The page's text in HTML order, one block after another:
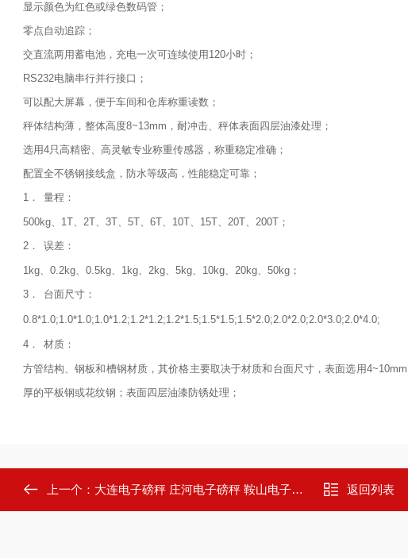
显示颜色为红色或绿色数码管；
零点自动追踪；
交直流两用蓄电池，充电一次可连续使用120小时；
RS232电脑串行并行接口；
可以配大屏幕，便于车间和仓库称重读数；
秤体结构薄，整体高度8~13mm，耐冲击、秤体表面四层油漆处理；
选用4只高精密、高灵敏专业称重传感器，称重稳定准确；
配置全不锈钢接线盒，防水等级高，性能稳定可靠；
1．
量程：
500kg、1T、2T、3T、5T、6T、10T、15T、20T、200T；
2．
误差：
1kg、0.2kg、0.5kg、1kg、2kg、5kg、10kg、20kg、50kg；
3．
台面尺寸：
0.8*1.0;1.0*1.0;1.0*1.2;1.2*1.2;1.2*1.5;1.5*1.5;1.5*2.0;2.0*2.0;2.0*3.0;2.0*4.0;
4． 材质：
方管结构、钢板和槽钢材质，其价格主要取决于材质和台面尺寸，表面选用4~10mm
厚的平板钢或花纹钢；表面四层油漆防锈处理；
上一个： 大连电子磅秤 庄河电子磅秤 鞍山电子磅秤 海城电子磅秤 返回列表